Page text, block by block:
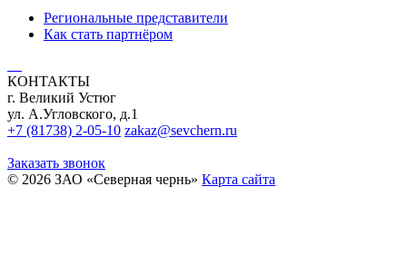
Региональные представители
Как стать партнёром
КОНТАКТЫ
г. Великий Устюг
ул. А.Угловского, д.1
+7 (81738) 2-05-10 zakaz@sevchern.ru
Заказать звонок
© 2026 ЗАО «Северная чернь» Карта сайта